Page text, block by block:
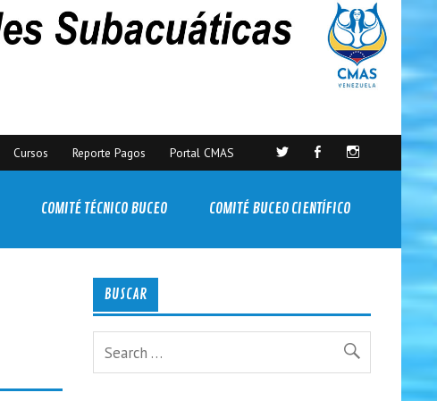
Cursos Reporte Pagos Portal CMAS
COMITÉ TÉCNICO BUCEO COMITÉ BUCEO CIENTÍFICO
BUSCAR